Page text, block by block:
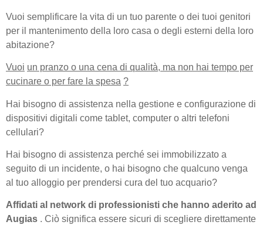
Vuoi semplificare la vita di un tuo parente o dei tuoi genitori
per il mantenimento della loro casa o degli esterni della loro
abitazione?
Vuoi un pranzo o una cena di qualità, ma non hai tempo per
cucinare o per fare la spesa ?
Hai bisogno di assistenza nella gestione e configurazione di
dispositivi digitali come tablet, computer o altri telefoni
cellulari?
Hai bisogno di assistenza perché sei immobilizzato a
seguito di un incidente, o hai bisogno che qualcuno venga
al tuo alloggio per prendersi cura del tuo acquario?
Affidati al network di professionisti che hanno aderito ad
Augias . Ciò significa essere sicuri di scegliere direttamente